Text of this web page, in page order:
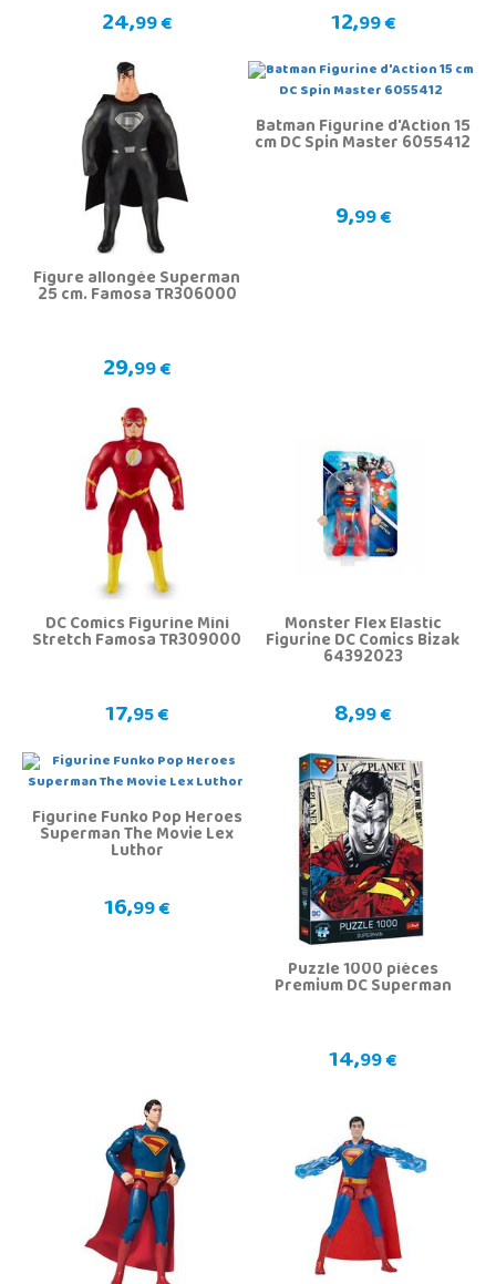
24,99 € 12,99 €
Figure allongée Superman
25 cm. Famosa TR306000
29,99 €
Batman Figurine d'Action 15
cm DC Spin Master 6055412
9,99 €
DC Comics Figurine Mini
Stretch Famosa TR309000
17,95 €
Monster Flex Elastic
Figurine DC Comics Bizak
64392023
8,99 €
Figurine Funko Pop Heroes
Superman The Movie Lex
Luthor
16,99 €
Puzzle 1000 pièces
Premium DC Superman
14,99 €